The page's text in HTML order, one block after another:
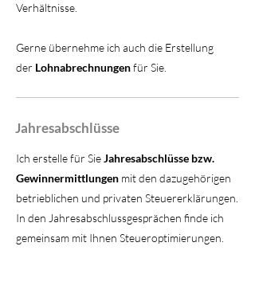
Verhältnisse.
Gerne übernehme ich auch die Erstellung
der Lohnabrechnungenfür Sie.
Jahresabschlüsse
Ich erstelle für SieJahresabschlüsse bzw.
Gewinnermittlungen mit den dazugehörigen
betrieblichen und privaten Steuererklärungen.
In den Jahresabschlussgesprächen finde ich
gemeinsam mit Ihnen Steueroptimierungen.